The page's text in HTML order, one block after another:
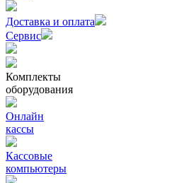
Доставка и оплата
Сервис
Комплекты
оборудования
Онлайн
кассы
Кассовые
компьютеры